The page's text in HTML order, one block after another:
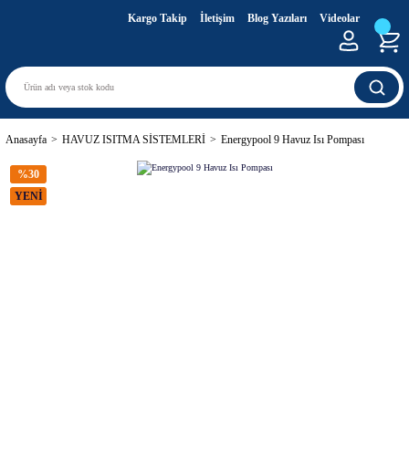
Kargo Takip İletişim Blog Yazıları Videolar
Anasayfa HAVUZ ISITMA SİSTEMLERİ Energypool 9 Havuz Isı Pompası
%30
YENİ